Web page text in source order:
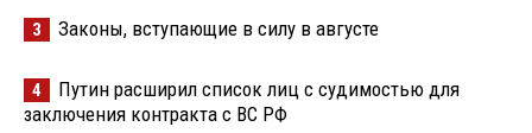
3 Законы, вступающие в силу в августе
4
Путин расширил список лиц с судимостью для
заключения контракта с ВС РФ